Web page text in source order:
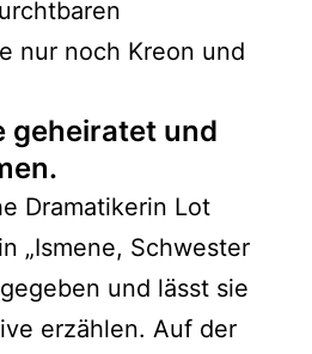
nur noch Kreon und
geheiratet und
Dramatikerin Lot
„Ismene, Schwester
und lässt sie
erzählen. Auf der